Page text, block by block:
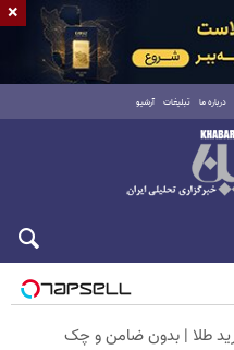
درباره ما تبلیغات آرشیو
×